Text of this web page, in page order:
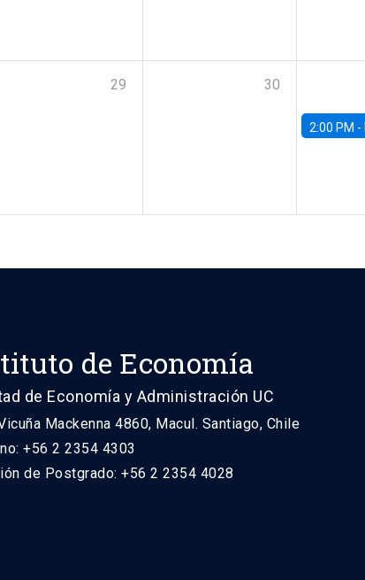
29 30
2:00 PM -
de Economía
de Economía y Administración UC
Mackenna 4860, Macul. Santiago, Chile
+56 2 2354 4303
de Postgrado: +56 2 2354 4028